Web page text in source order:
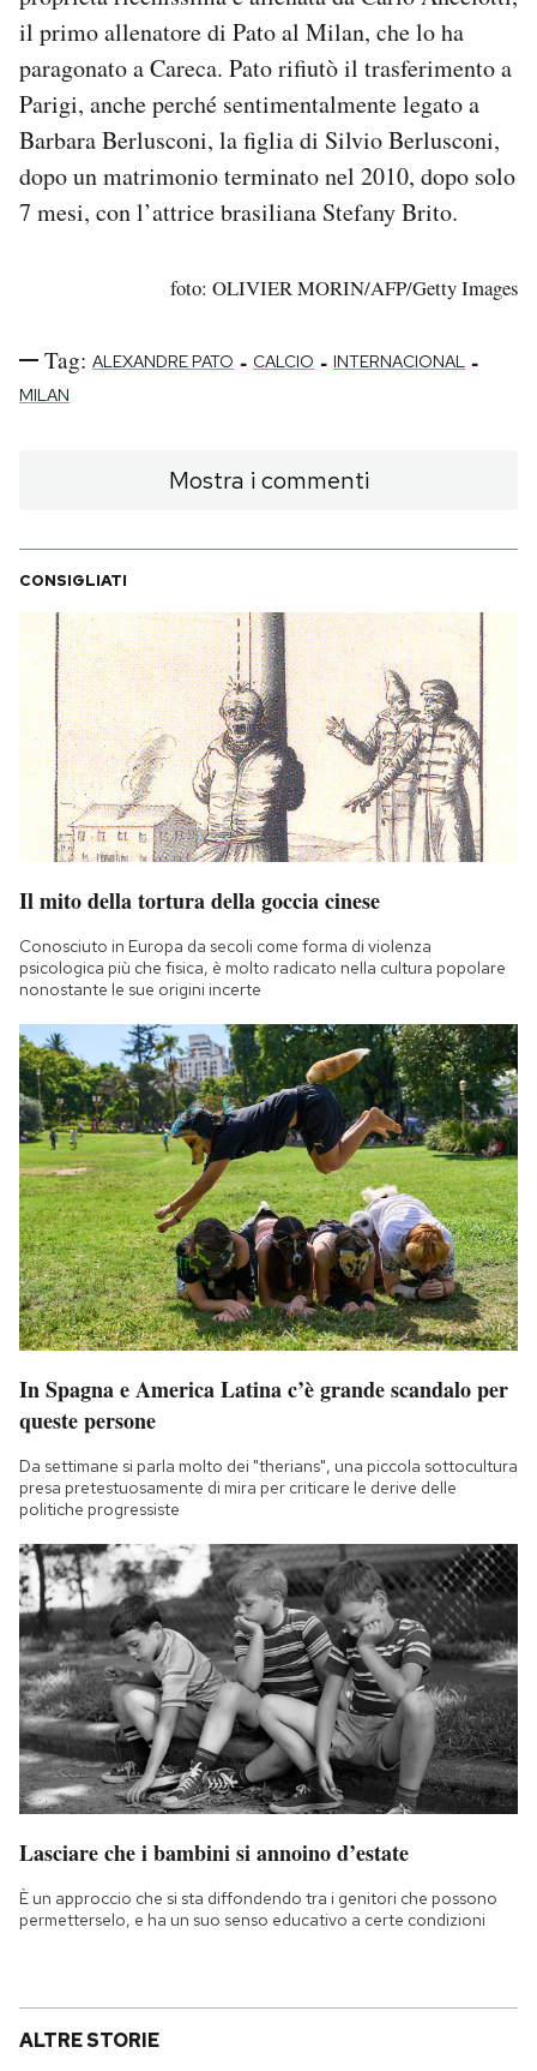
il primo allenatore di Pato al Milan, che lo ha
paragonato a Careca. Pato rifiutò il trasferimento a
Parigi, anche perché sentimentalmente legato a
Barbara Berlusconi, la figlia di Silvio Berlusconi,
dopo un matrimonio terminato nel 2010, dopo solo
7 mesi, con l’attrice brasiliana Stefany Brito.
foto: OLIVIER MORIN/AFP/Getty Images
Tag: ALEXANDRE PATO - CALCIO - INTERNACIONAL -
MILAN
Mostra i commenti
CONSIGLIATI
Il mito della tortura della goccia cinese
Conosciuto in Europa da secoli come forma di violenza
psicologica più che fisica, è molto radicato nella cultura popolare
nonostante le sue origini incerte
In Spagna e America Latina c’è grande scandalo per
queste persone
Da settimane si parla molto dei "therians", una piccola sottocultura
presa pretestuosamente di mira per criticare le derive delle
politiche progressiste
Lasciare che i bambini si annoino d’estate
È un approccio che si sta diffondendo tra i genitori che possono
permetterselo, e ha un suo senso educativo a certe condizioni
ALTRE STORIE